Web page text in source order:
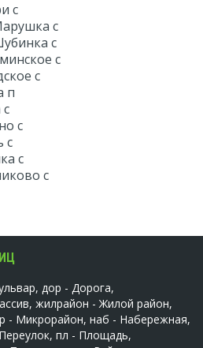
с
с
с
с
с
п
с
с
с
с
дор - Дорога,
жилрайон - Жилой район,
- Микрорайон, наб - Набережная,
пл - Площадь,